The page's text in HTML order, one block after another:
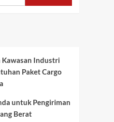
Kawasan Industri
Paket Cargo
untuk Pengiriman
Berat